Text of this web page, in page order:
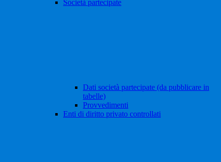
Società partecipate
Dati società partecipate (da pubblicare in
tabelle)
Provvedimenti
Enti di diritto privato controllati